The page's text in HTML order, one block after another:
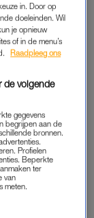
LIET NIETS
bleef
te zoeken'
SAM
met
hun privéleven:
klagen en
in. Door op
doeleinden. Wil
je opnieuw
of in de menu’s
Raadpleeg ons
de volgende
gegevens
begrijpen aan de
bronnen.
Profielen
Beperkte
ter
van
meten.